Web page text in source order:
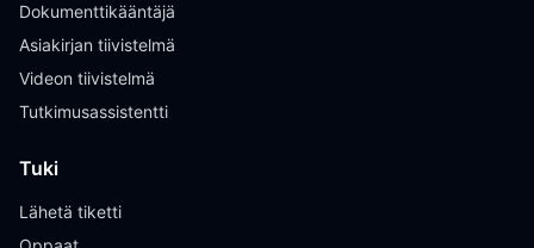
Dokumenttikääntäjä
Asiakirjan tiivistelmä
Videon tiivistelmä
Tutkimusassistentti
Tuki
Lähetä tiketti